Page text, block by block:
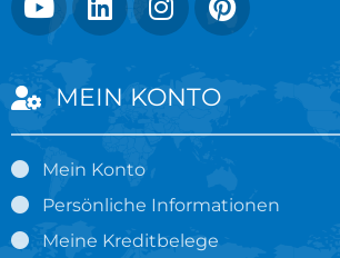
MEIN KONTO
Mein Konto
Persönliche Informationen
Meine Kreditbelege